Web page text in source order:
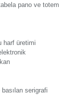
pano ve totem
harf üretimi
serigrafi